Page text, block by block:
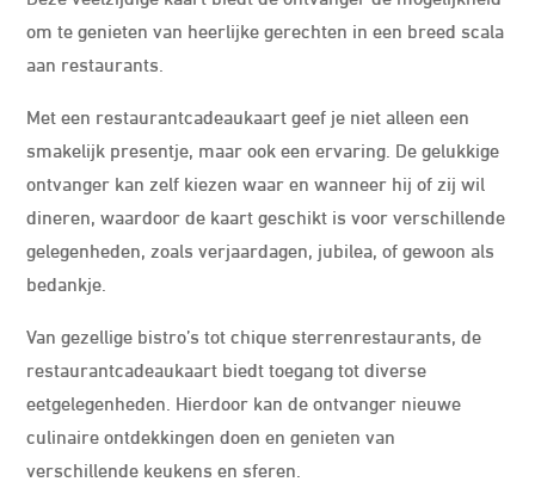
om te genieten van heerlijke gerechten in een breed scala
aan restaurants.
Met een restaurantcadeaukaart geef je niet alleen een
smakelijk presentje, maar ook een ervaring. De gelukkige
ontvanger kan zelf kiezen waar en wanneer hij of zij wil
dineren, waardoor de kaart geschikt is voor verschillende
gelegenheden, zoals verjaardagen, jubilea, of gewoon als
bedankje.
Van gezellige bistro’s tot chique sterrenrestaurants, de
restaurantcadeaukaart biedt toegang tot diverse
eetgelegenheden. Hierdoor kan de ontvanger nieuwe
culinaire ontdekkingen doen en genieten van
verschillende keukens en sferen.